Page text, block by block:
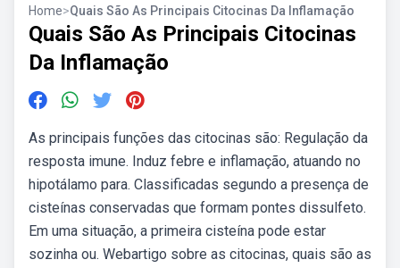
Home>Quais São As Principais Citocinas Da Inflamação
Quais São As Principais Citocinas
Da Inflamação
As principais funções das citocinas são: Regulação da
resposta imune. Induz febre e inflamação, atuando no
hipotálamo para. Classificadas segundo a presença de
cisteínas conservadas que formam pontes dissulfeto.
Em uma situação, a primeira cisteína pode estar
sozinha ou. Webartigo sobre as citocinas, quais são as